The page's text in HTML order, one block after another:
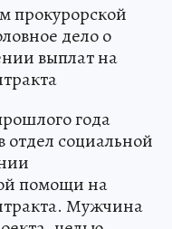
прокурорской
дело о
выплат на
года
социальной
помощи на
Мужчина